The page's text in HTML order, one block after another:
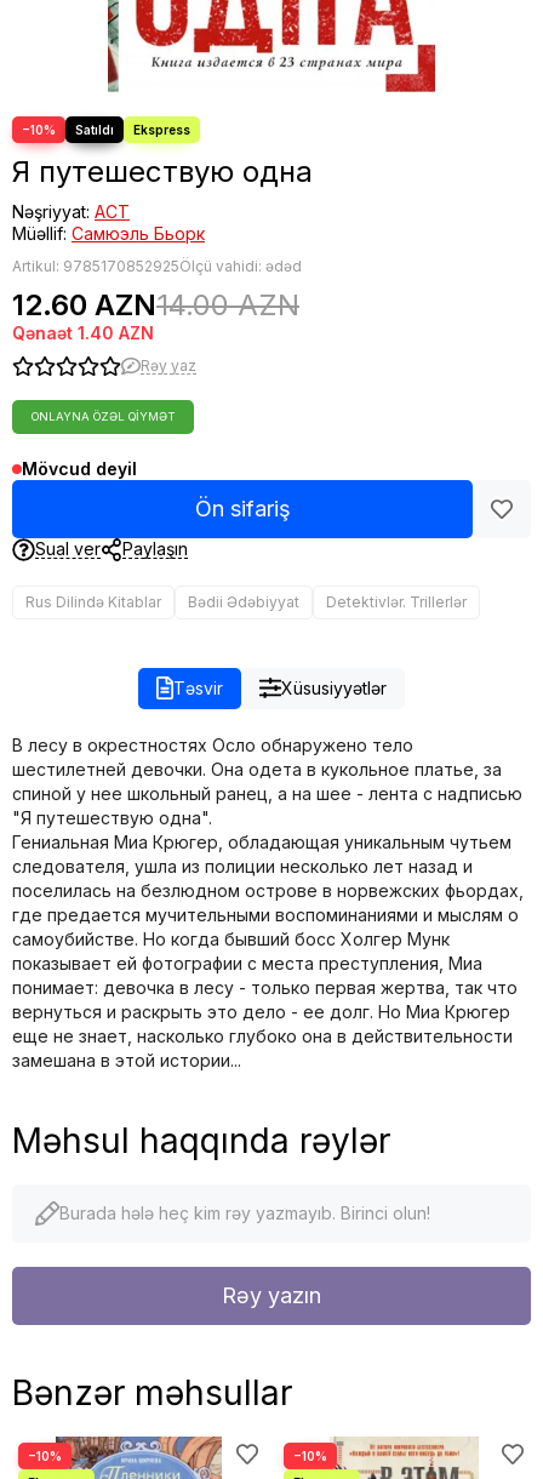
−10%
Я путешествую одна
Nəşriyyat: АСТ
Müəllif: Самюэль Бьорк
Artikul: 9785170852925Ölçü vahidi: ədəd
12.60 AZN14.00 AZN
Qənaət 1.40 AZN
Rəy yaz
ONLAYNA ÖZƏL QIYMƏT
Mövcud deyil
Ön sifariş
Sual ver Paylaşın
Rus Dilində Kitablar Bədii Ədəbiyyat Detektivlər. Trillerlər
Təsvir Xüsusiyyətlər
В лесу в окрестностях Осло обнаружено тело
шестилетней девочки. Она одета в кукольное платье, за
спиной у нее школьный ранец, а на шее - лента с надписью
"Я путешествую одна".
Гениальная Миа Крюгер, обладающая уникальным чутьем
следователя, ушла из полиции несколько лет назад и
поселилась на безлюдном острове в норвежских фьордах,
где предается мучительными воспоминаниями и мыслям о
самоубийстве. Но когда бывший босс Холгер Мунк
показывает ей фотографии с места преступления, Миа
понимает: девочка в лесу - только первая жертва, так что
вернуться и раскрыть это дело - ее долг. Но Миа Крюгер
еще не знает, насколько глубоко она в действительности
замешана в этой истории...
Məhsul haqqında rəylər
Burada hələ heç kim rəy yazmayıb. Birinci olun!
Rəy yazın
Bənzər məhsullar
−10% −10%